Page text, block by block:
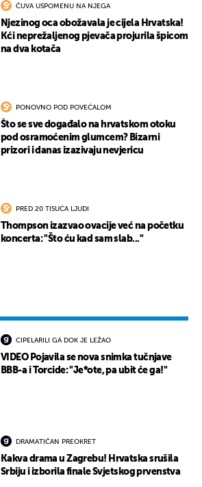
ČUVA USPOMENU NA NJEGA
Njezinog oca obožavala je cijela Hrvatska!
Kći neprežaljenog pjevača projurila špicom
na dva kotača
PONOVNO POD POVEĆALOM
Što se sve događalo na hrvatskom otoku
pod osramoćenim glumcem? Bizarni
prizori i danas izazivaju nevjericu
PRED 20 TISUĆA LJUDI
Thompson izazvao ovacije već na početku
koncerta: "Što ću kad sam slab..."
CIPELARILI GA DOK JE LEŽAO
VIDEO Pojavila se nova snimka tučnjave
BBB-a i Torcide: "Je*ote, pa ubit će ga!"
DRAMATIČAN PREOKRET
Kakva drama u Zagrebu! Hrvatska srušila
Srbiju i izborila finale Svjetskog prvenstva